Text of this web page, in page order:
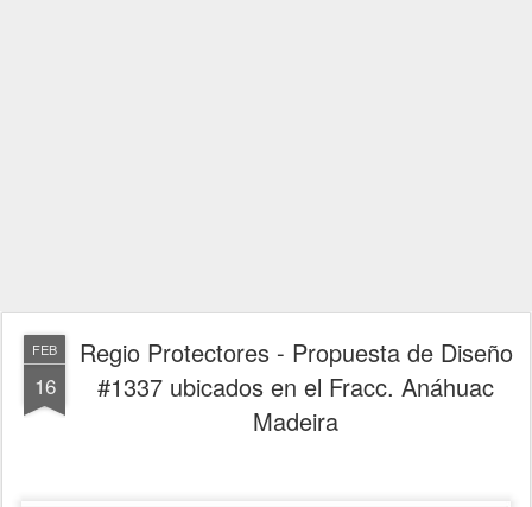
FEB
16
Regio Protectores - Propuesta de Diseño
#1337 ubicados en el Fracc. Anáhuac
Madeira